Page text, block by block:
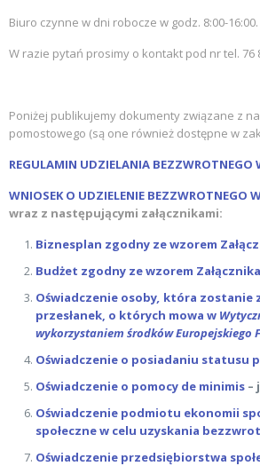
Biuro czynne w dni robocze w godz. 8:00-16:00.
W razie pytań prosimy o kontakt pod nr tel. 76
Poniżej publikujemy dokumenty związane z
pomostowego (są one również dostępne w
REGULAMIN UDZIELANIA BEZZWROTNEGO
WNIOSEK O UDZIELENIE BEZZWROTNEGO
wraz z następującymi załącznikami:
Biznesplan zgodny ze wzorem
Budżet zgodny ze wzorem
Oświadczenie osoby, która zostanie
przesłanek, o których mowa w
wykorzystaniem środków Europejskiego
Oświadczenie o posiadaniu statusu
Oświadczenie o pomocy de minimis–
Oświadczenie podmiotu ekonomii
społeczne w celu uzyskania
Oświadczenie przedsiębiorstwa